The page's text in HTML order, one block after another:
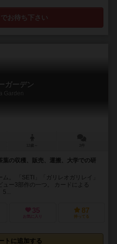
お待ち下さい
ガーデン
Garden
の収穫、販売、運搬、大学での研
。 「SETI」「ガリレオガリレイ」
ー3部作の一つ。 カードによる
5...
35
お気に入り
87
持ってる
トに追加する